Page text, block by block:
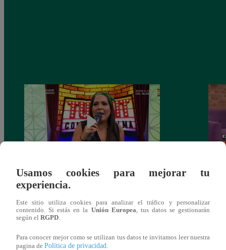
Tunait Programa Completo 13 de Junio
del 2018
Usamos cookies para mejorar tu
experiencia.
Este sitio utiliza cookies para analizar el tráfico y personalizar
contenido. Si estás en la Unión Europea , tus datos se gestionarán
según el RGPD
Para conocer mejor como se utilizan tus datos te invitamos leer nuestra
pagina de Política de privacidad